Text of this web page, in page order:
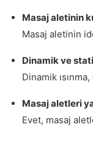
Masaj aletinin
Masaj aletinin
Dinamik ve
Dinamik
Masaj aletleri
Evet, masaj